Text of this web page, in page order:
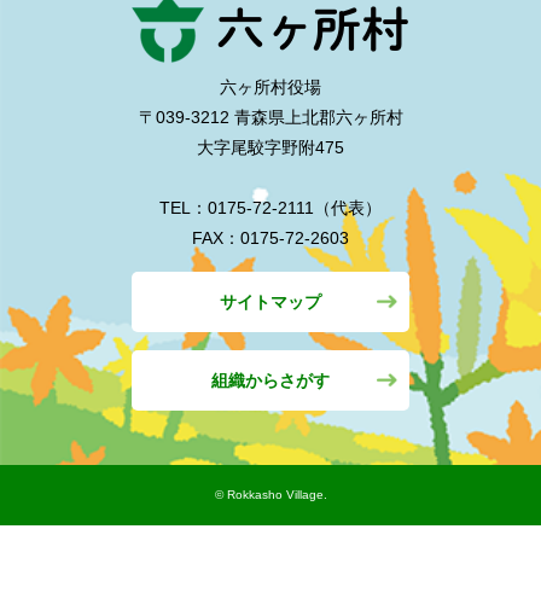
六ヶ所村役場
〒039-3212 青森県上北郡六ヶ所村
大字尾駮字野附475
TEL：0175-72-2111（代表）
FAX：0175-72-2603
サイトマップ
組織からさがす
©︎ Rokkasho Village.